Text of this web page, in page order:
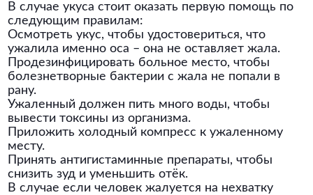
В случае укуса стоит оказать первую помощь по
следующим правилам:
Осмотреть укус, чтобы удостовериться, что
ужалила именно оса – она не оставляет жала.
Продезинфицировать больное место, чтобы
болезнетворные бактерии с жала не попали в
рану.
Ужаленный должен пить много воды, чтобы
вывести токсины из организма.
Приложить холодный компресс к ужаленному
месту.
Принять антигистаминные препараты, чтобы
снизить зуд и уменьшить отёк.
В случае если человек жалуется на нехватку